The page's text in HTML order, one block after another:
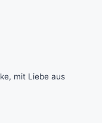
mit Liebe aus